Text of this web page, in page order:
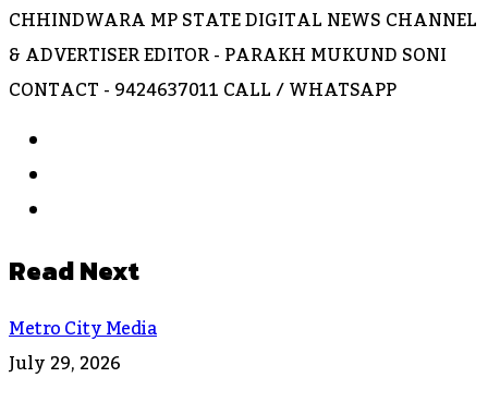
CHHINDWARA MP STATE DIGITAL NEWS CHANNEL
& ADVERTISER EDITOR - PARAKH MUKUND SONI
CONTACT - 9424637011 CALL / WHATSAPP
Read Next
Metro City Media
July 29, 2026